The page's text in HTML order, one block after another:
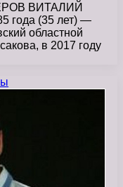
ВИТАЛИЙ
года (35 лет) —
областной
в 2017 году